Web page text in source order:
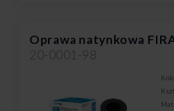
Oprawa natynkowa
20-0001-98